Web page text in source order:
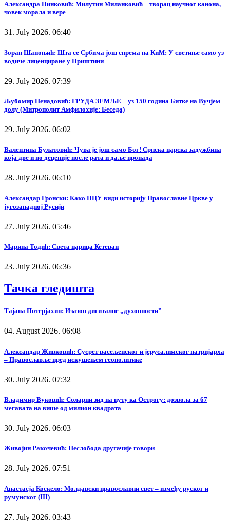
Александра Нинковић: Милутин Миланковић – творац научног канона,
човек морала и вере
31. July 2026. 06:40
Зоран Шапоњић: Шта се Србима још спрема на КиМ: У светиње само уз
водиче лиценциране у Приштини
29. July 2026. 07:39
Љубомир Ненадовић: ГРУДА ЗЕМЉЕ – уз 150 година Битке на Вучјем
долу (Митрополит Амфилохије: Беседа)
29. July 2026. 06:02
Валентина Булатовић: Чува је још само Бог! Српска царска задужбина
која две и по деценије после рата и даље пропада
28. July 2026. 06:10
Александар Гронски: Како ПЦУ види историју Православне Цркве у
југозападној Русији
27. July 2026. 05:46
Марина Тодић: Света царица Кетеван
23. July 2026. 06:36
Тачка гледишта
Тајана Потерјахин: Изазов дигиталне „духовности”
04. August 2026. 06:08
Александар Живковић: Сусрет васељенског и јерусалимског патријарха
– Православље пред искушењем геополитике
30. July 2026. 07:32
Владимир Вуковић: Соларни зид на путу ка Острогу: дозвола за 67
мегавата на више од милион квадрата
30. July 2026. 06:03
Живојин Ракочевић: Неслобода другачије говори
28. July 2026. 07:51
Анастасја Коскело: Молдавски православни свет – између руског и
румунског (III)
27. July 2026. 03:43